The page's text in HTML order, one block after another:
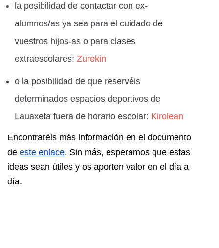
la posibilidad de contactar con ex-
alumnos/as ya sea para el cuidado de
vuestros hijos-as o para clases
extraescolares: Zurekin
o la posibilidad de que reservéis
determinados espacios deportivos de
Lauaxeta fuera de horario escolar: Kirolean
Encontraréis más información en el documento
de este enlace. Sin más, esperamos que estas
ideas sean útiles y os aporten valor en el día a
día.